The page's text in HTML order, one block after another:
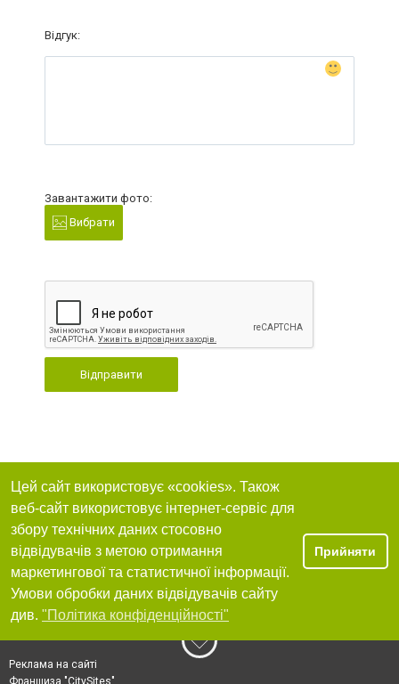
Відгук:
Завантажити фото:
Вибрати
Відправити
Цей сайт використовує «cookies». Також
веб-сайт використовує інтернет-сервіс для
збору технічних даних стосовно
відвідувачів з метою отримання
маркетингової та статистичної інформації.
Умови обробки даних відвідувачів сайту
див. "Політика конфіденційності"
Прийняти
Реклама на сайті
Франшиза "CitySites"